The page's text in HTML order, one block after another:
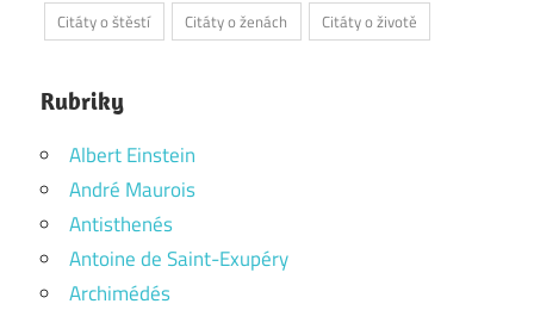
Citáty o štěstí
Citáty o ženách Citáty o životě
Rubriky
Albert Einstein
André Maurois
Antisthenés
Antoine de Saint-Exupéry
Archimédés